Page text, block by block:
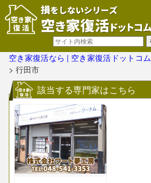
空き家復活なら | 空き家復活ドットコム
> 行田市
該当する専門家はこちら